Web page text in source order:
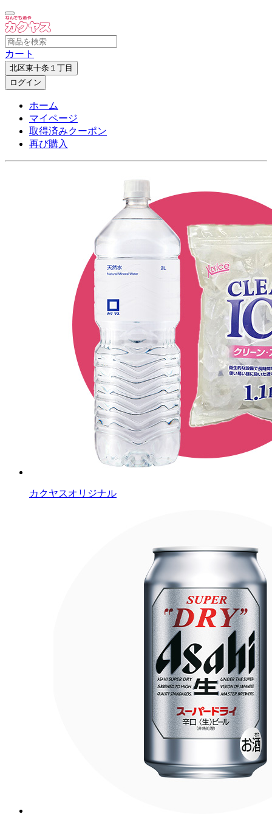
カート
北区東十条１丁目
ログイン
ホーム
マイページ
取得済みクーポン
再び購入
カクヤスオリジナル